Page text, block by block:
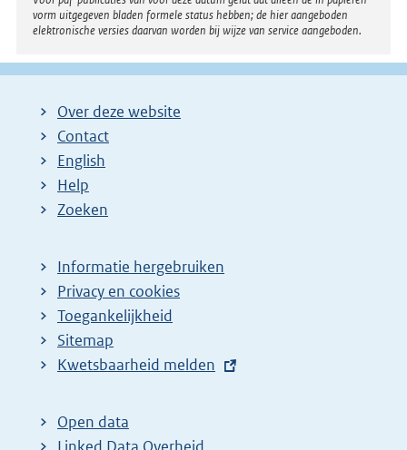
vorm uitgegeven bladen formele status hebben; de hier aangeboden
elektronische versies daarvan worden bij wijze van service aangeboden.
Over deze website
Contact
English
Help
Zoeken
Informatie hergebruiken
Privacy en cookies
Toegankelijkheid
Sitemap
E
t
e
Kwetsbaarheid melden
Open data
Linked Data Overheid